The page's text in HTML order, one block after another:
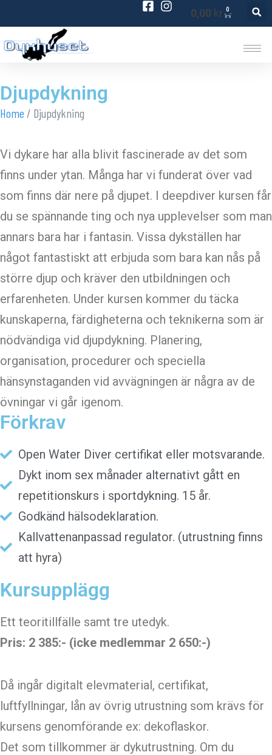
0,00 kr 0
Djupdykning
Home / Djupdykning
Vi dykare har alla blivit fascinerade av det som
finns under ytan. Många har vi funderat över vad
som finns där nere på djupet. I deepdiver kursen får
du se spännande ting och nya upplevelser som man
annars bara har i fantasin. Vissa dykställen har
något fantastiskt att erbjuda som bara kan nås på
större djup och kräver den utbildningen och
erfarenheten. Under kursen kommer du täcka
kunskaperna, färdigheterna och teknikerna som är
nödvändiga vid djupdykning. Planering,
organisation, procedurer och speciella
hänsynstaganden vid avvägningen är några av de
övningar vi går igenom.
Förkrav
Open Water Diver certifikat eller motsvarande.
Dykt inom sex månader alternativt gått en
repetitionskurs i sportdykning. 15 år.
Godkänd hälsodeklaration.
Kallvattenanpassad regulator. (utrustning finns
att hyra)
Kursupplägg
Ett teoritillfälle samt tre utedyk.
Pris: 2 385:- (icke medlemmar 2 650:-)
Då ingår digitalt elevmaterial, certifikat,
luftfyllningar, lån av övrig utrustning som krävs för
kursens genomförande ex: dekoflaskor.
Det som tillkommer är dykutrustning. Om du